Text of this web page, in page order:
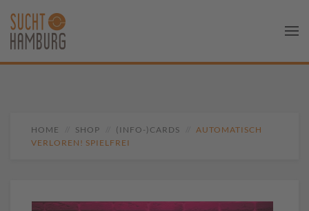
HOME SHOP (INFO-)CARDS
AUTOMATISCH
VERLOREN! SPIELFREI